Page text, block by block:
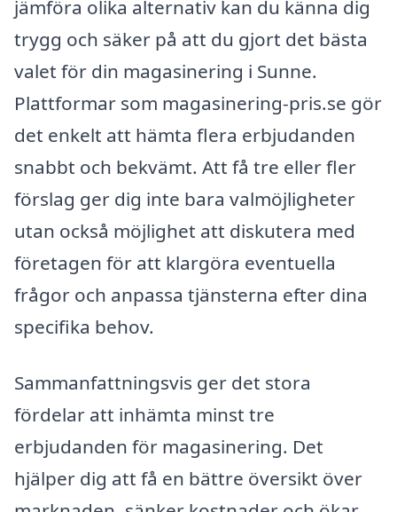
jämföra olika alternativ kan du känna dig
trygg och säker på att du gjort det bästa
valet för din magasinering i Sunne.
Plattformar som magasinering-pris.se gör
det enkelt att hämta flera erbjudanden
snabbt och bekvämt. Att få tre eller fler
förslag ger dig inte bara valmöjligheter
utan också möjlighet att diskutera med
företagen för att klargöra eventuella
frågor och anpassa tjänsterna efter dina
specifika behov.
Sammanfattningsvis ger det stora
fördelar att inhämta minst tre
erbjudanden för magasinering. Det
hjälper dig att få en bättre översikt över